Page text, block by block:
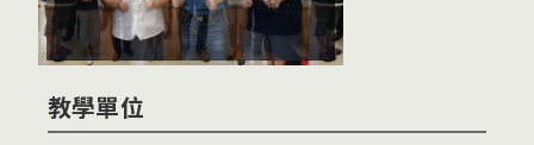
教學單位